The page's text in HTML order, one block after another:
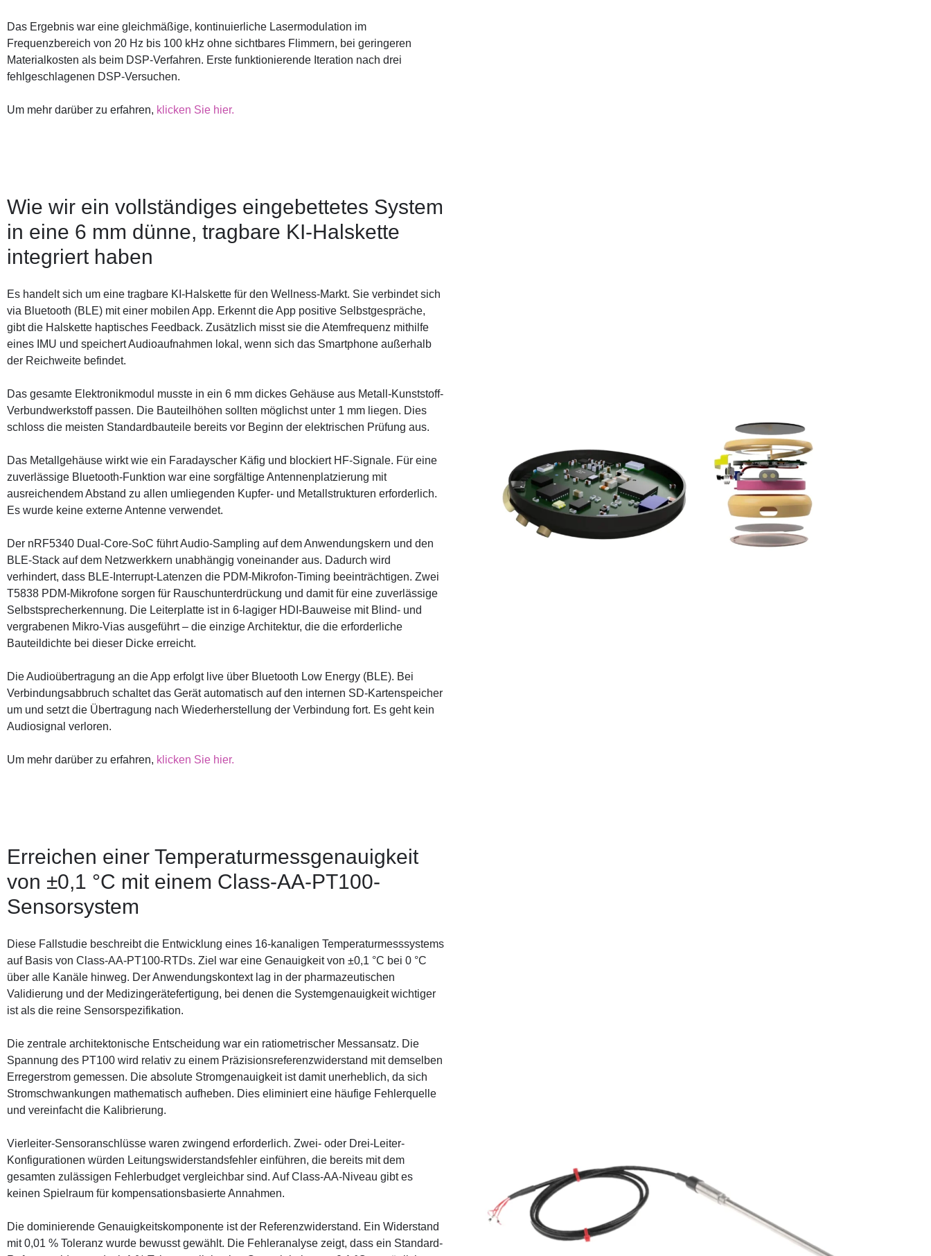
Das Ergebnis war eine gleichmäßige, kontinuierliche Lasermodulation im
Frequenzbereich von 20 Hz bis 100 kHz ohne sichtbares Flimmern, bei geringeren
Materialkosten als beim DSP-Verfahren. Erste funktionierende Iteration nach drei
fehlgeschlagenen DSP-Versuchen.
Um mehr darüber zu erfahren, klicken Sie hier.
Wie wir ein vollständiges eingebettetes System
in eine 6 mm dünne, tragbare KI-Halskette
integriert haben
Es handelt sich um eine tragbare KI-Halskette für den Wellness-Markt. Sie verbindet sich
via Bluetooth (BLE) mit einer mobilen App. Erkennt die App positive Selbstgespräche,
gibt die Halskette haptisches Feedback. Zusätzlich misst sie die Atemfrequenz mithilfe
eines IMU und speichert Audioaufnahmen lokal, wenn sich das Smartphone außerhalb
der Reichweite befindet.
Das gesamte Elektronikmodul musste in ein 6 mm dickes Gehäuse aus Metall-Kunststoff-
Verbundwerkstoff passen. Die Bauteilhöhen sollten möglichst unter 1 mm liegen. Dies
schloss die meisten Standardbauteile bereits vor Beginn der elektrischen Prüfung aus.
Das Metallgehäuse wirkt wie ein Faradayscher Käfig und blockiert HF-Signale. Für eine
zuverlässige Bluetooth-Funktion war eine sorgfältige Antennenplatzierung mit
ausreichendem Abstand zu allen umliegenden Kupfer- und Metallstrukturen erforderlich.
Es wurde keine externe Antenne verwendet.
Der nRF5340 Dual-Core-SoC führt Audio-Sampling auf dem Anwendungskern und den
BLE-Stack auf dem Netzwerkkern unabhängig voneinander aus. Dadurch wird
verhindert, dass BLE-Interrupt-Latenzen die PDM-Mikrofon-Timing beeinträchtigen. Zwei
T5838 PDM-Mikrofone sorgen für Rauschunterdrückung und damit für eine zuverlässige
Selbstsprecherkennung. Die Leiterplatte ist in 6-lagiger HDI-Bauweise mit Blind- und
vergrabenen Mikro-Vias ausgeführt – die einzige Architektur, die die erforderliche
Bauteildichte bei dieser Dicke erreicht.
Die Audioübertragung an die App erfolgt live über Bluetooth Low Energy (BLE). Bei
Verbindungsabbruch schaltet das Gerät automatisch auf den internen SD-Kartenspeicher
um und setzt die Übertragung nach Wiederherstellung der Verbindung fort. Es geht kein
Audiosignal verloren.
Um mehr darüber zu erfahren, klicken Sie hier.
Erreichen einer Temperaturmessgenauigkeit
von ±0,1 °C mit einem Class-AA-PT100-
Sensorsystem
Diese Fallstudie beschreibt die Entwicklung eines 16-kanaligen Temperaturmesssystems
auf Basis von Class-AA-PT100-RTDs. Ziel war eine Genauigkeit von ±0,1 °C bei 0 °C
über alle Kanäle hinweg. Der Anwendungskontext lag in der pharmazeutischen
Validierung und der Medizingerätefertigung, bei denen die Systemgenauigkeit wichtiger
ist als die reine Sensorspezifikation.
Die zentrale architektonische Entscheidung war ein ratiometrischer Messansatz. Die
Spannung des PT100 wird relativ zu einem Präzisionsreferenzwiderstand mit demselben
Erregerstrom gemessen. Die absolute Stromgenauigkeit ist damit unerheblich, da sich
Stromschwankungen mathematisch aufheben. Dies eliminiert eine häufige Fehlerquelle
und vereinfacht die Kalibrierung.
Vierleiter-Sensoranschlüsse waren zwingend erforderlich. Zwei- oder Drei-Leiter-
Konfigurationen würden Leitungswiderstandsfehler einführen, die bereits mit dem
gesamten zulässigen Fehlerbudget vergleichbar sind. Auf Class-AA-Niveau gibt es
keinen Spielraum für kompensationsbasierte Annahmen.
Die dominierende Genauigkeitskomponente ist der Referenzwiderstand. Ein Widerstand
mit 0,01 % Toleranz wurde bewusst gewählt. Die Fehleranalyse zeigt, dass ein Standard-